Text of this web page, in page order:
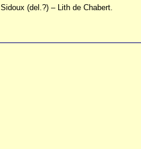
Sidoux (del.?) – Lith de Chabert.